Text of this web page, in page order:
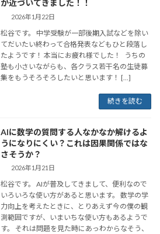
が近づいてきました！！
2026年1月22日
松谷です。 中学受験が一部後期入試などを除い
てだいたい終わって合格発表などもひと段落し
たようです！ 本当にお疲れ様でした！ うちの
塾も小さいながらも、各クラス若干名の生徒募
集をもうそろそろしたいと思います！ […]
続きを読む
AIに数学の質問する人なかなか解けるよ
うになりにくい？これは因果関係ではな
さそうか？
2026年1月21日
松谷です。 AIが普及してきまして、便利なので
いろいろな使い方があると思います。 数学の学
力向上を考えたときに、とりあえず今の僕の観
測範囲ですが、いまいちな使い方もあるようで
す。 それは問題を見た時にあっわからなそう、